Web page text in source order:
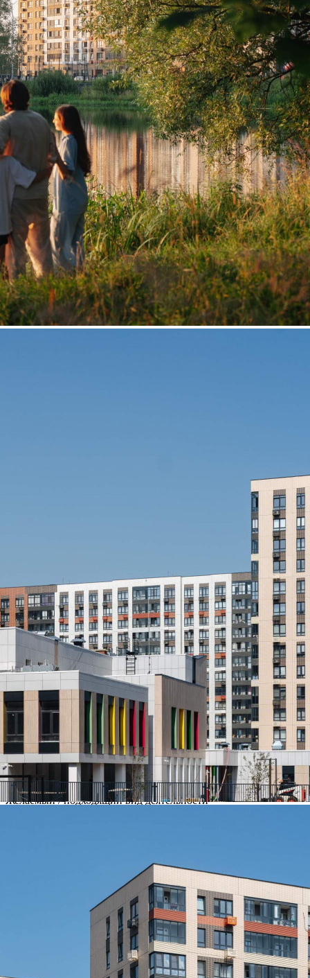
Прямая продажа от застройщика! Кладовая номер 115К общей
Где находится
Контакты
Другие объявления
Характеристики помещения
№ объявления
118213
Дата размещения
07.08.2026
Город
Москва
Адрес
Ленинградское шоссе, д.228к4
Расположено
Этаж
-1
Предлагается
Продажа
Желаемый / подходящий вид деятельности